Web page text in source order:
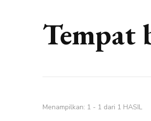
Tempat
Menampilkan: 1 - 1 dari 1 HASIL